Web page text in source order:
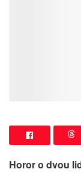
Horor o dvou